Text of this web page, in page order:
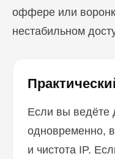
оффере или
нестабильном
Если вы ведёте
одновременно,
и чистота IP.